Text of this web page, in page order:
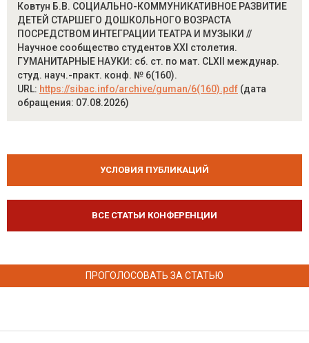
Ковтун Б.В. СОЦИАЛЬНО-КОММУНИКАТИВНОЕ РАЗВИТИЕ
ДЕТЕЙ СТАРШЕГО ДОШКОЛЬНОГО ВОЗРАСТА
ПОСРЕДСТВОМ ИНТЕГРАЦИИ ТЕАТРА И МУЗЫКИ //
Научное сообщество студентов XXI столетия.
ГУМАНИТАРНЫЕ НАУКИ: сб. ст. по мат. CLXII междунар.
студ. науч.-практ. конф. № 6(160).
URL: https://sibac.info/archive/guman/6(160).pdf (дата
обращения: 07.08.2026)
УСЛОВИЯ ПУБЛИКАЦИЙ
ВСЕ СТАТЬИ КОНФЕРЕНЦИИ
ПРОГОЛОСОВАТЬ ЗА СТАТЬЮ